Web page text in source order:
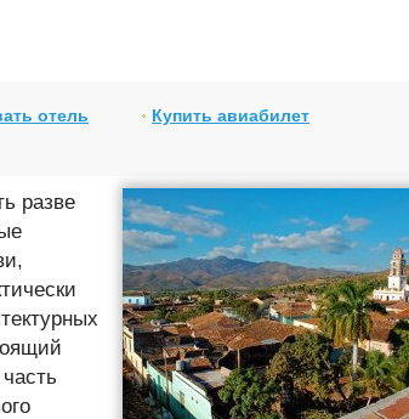
отель
Купить авиабилет
разве